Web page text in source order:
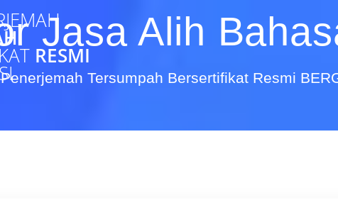
RESMI
Jasa Alih
Tersumpah Bersertifikat Resmi